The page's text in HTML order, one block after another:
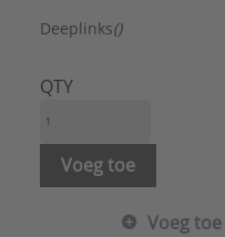
Uitwendige buisdiameter:
Serie:
Deeplinks()
QTY
Voeg toe
Voeg